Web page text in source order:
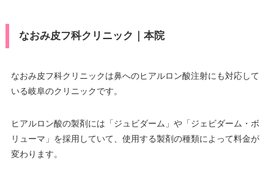
なおみ皮フ科クリニック｜本院
なおみ皮フ科クリニックは鼻へのヒアルロン酸注射にも対応して
いる岐阜のクリニックです。
ヒアルロン酸の製剤には「ジュビダーム」や「ジェビダーム・ボ
リューマ」を採用していて、使用する製剤の種類によって料金が
変わります。